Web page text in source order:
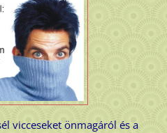
vicceseket önmagáról és a